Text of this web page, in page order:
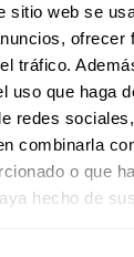
sitio web se
ofrecer
tráfico.
uso que haga
redes
combinarla
o que
hecho de
al cifrado de
pudo restaurar
sinpérdidas
de
fue clave para
y restaurar
digitales.
de
seguridad: a